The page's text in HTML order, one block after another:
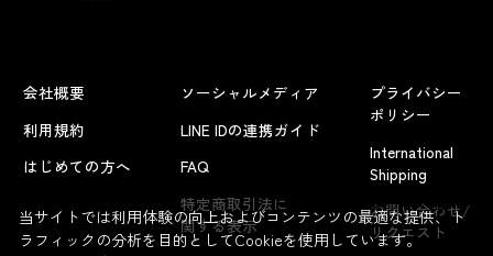
よくあるお問い合わせ
会社概要
利用規約
はじめての方へ
ソーシャルメディア
LINE IDの連携ガイド
FAQ
特定商取引法に
関する表示
プライバシー
ポリシー
International
Shipping
お問い合わせ/
リクエスト
当サイトでは利用体験の向上およびコンテンツの最適な提供、ト
ラフィックの分析を目的としてCookieを使用しています。